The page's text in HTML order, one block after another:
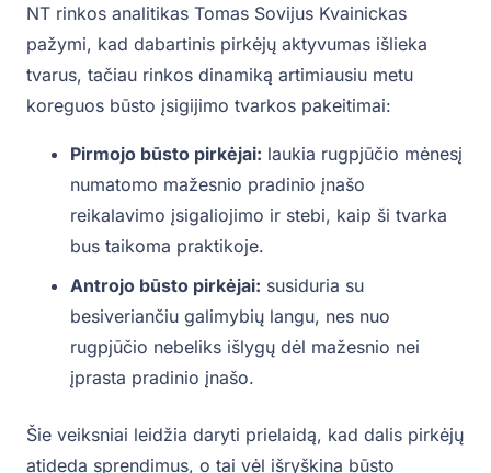
NT rinkos analitikas Tomas Sovijus Kvainickas
pažymi, kad dabartinis pirkėjų aktyvumas išlieka
tvarus, tačiau rinkos dinamiką artimiausiu metu
koreguos būsto įsigijimo tvarkos pakeitimai:
Pirmojo būsto pirkėjai: laukia rugpjūčio mėnesį
numatomo mažesnio pradinio įnašo
reikalavimo įsigaliojimo ir stebi, kaip ši tvarka
bus taikoma praktikoje.
Antrojo būsto pirkėjai: susiduria su
besiveriančiu galimybių langu, nes nuo
rugpjūčio nebeliks išlygų dėl mažesnio nei
įprasta pradinio įnašo.
Šie veiksniai leidžia daryti prielaidą, kad dalis pirkėjų
atideda sprendimus, o tai vėl išryškina būsto